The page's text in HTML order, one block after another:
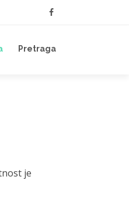
Pretraga
je